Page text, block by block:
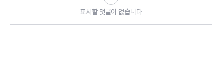
표시할 댓글이 없습니다